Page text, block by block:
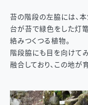
苔の階段の左脇には、
台が苔で緑色をした灯
絡みつくつる植物。
階段脇にも目を向けて
融合しており、この地が